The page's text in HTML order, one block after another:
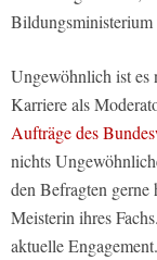
Ungewöhnlich ist es
Karriere als
Aufträge des
nichts
den Befragten gerne
Meisterin ihres
aktuelle